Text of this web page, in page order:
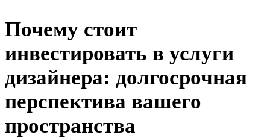
Почему стоит
инвестировать в услуги
дизайнера: долгосрочная
перспектива вашего
пространства